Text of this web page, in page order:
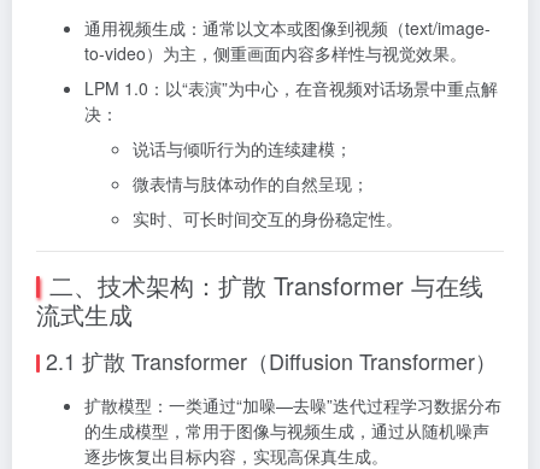
通用视频生成：通常以文本或图像到视频（text/image-
to-video）为主，侧重画面内容多样性与视觉效果。
LPM 1.0：以“表演”为中心，在音视频对话场景中重点解
决：
说话与倾听行为的连续建模；
微表情与肢体动作的自然呈现；
实时、可长时间交互的身份稳定性。
二、技术架构：扩散 Transformer 与在线
流式生成
2.1 扩散 Transformer（Diffusion Transformer）
扩散模型：一类通过“加噪—去噪”迭代过程学习数据分布
的生成模型，常用于图像与视频生成，通过从随机噪声
逐步恢复出目标内容，实现高保真生成。